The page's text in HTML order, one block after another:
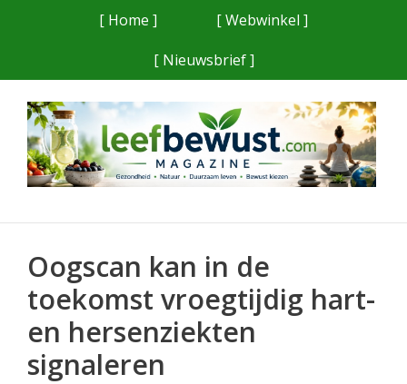
[ Home ]
[ Webwinkel ]
[ Nieuwsbrief ]
Oogscan kan in de
toekomst vroegtijdig hart-
en hersenziekten
signaleren